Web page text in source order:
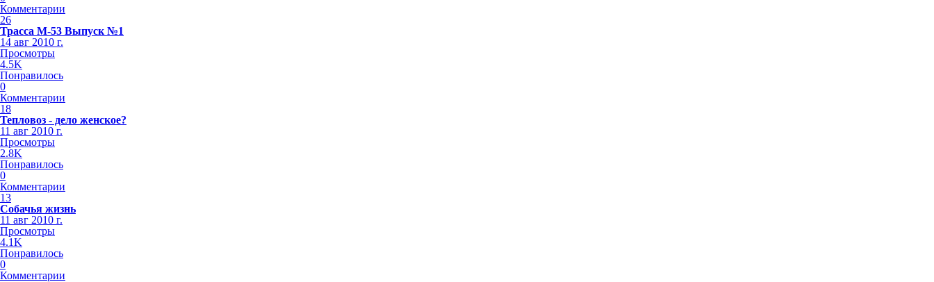
Комментарии
26
Трасса М-53 Выпуск №1
14 авг 2010 г.
Просмотры
4.5K
Понравилось
0
Комментарии
18
Тепловоз - дело женское?
11 авг 2010 г.
Просмотры
2.8K
Понравилось
0
Комментарии
13
Собачья жизнь
11 авг 2010 г.
Просмотры
4.1K
Понравилось
0
Комментарии